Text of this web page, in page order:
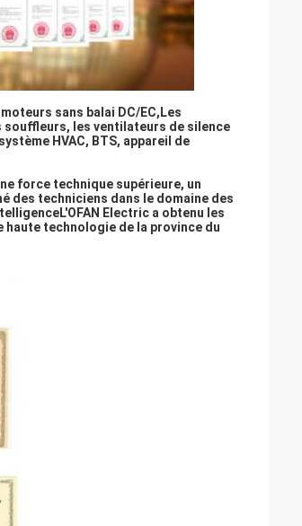
sans balai DC/EC, Les
les ventilateurs de silence
HVAC, BTS, appareil de
force technique supérieure, un
des techniciens dans le domaine des
L'OFAN Electric a obtenu les
haute technologie de la province du